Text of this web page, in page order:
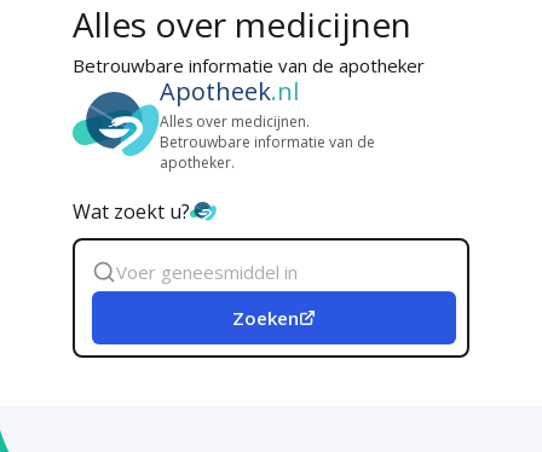
Alles over medicijnen
Betrouwbare informatie van de apotheker
Apotheek.nl
Alles over medicijnen.
Betrouwbare informatie van de
apotheker.
Wat zoekt u?
Zoek
geneesmiddel
Zoeken